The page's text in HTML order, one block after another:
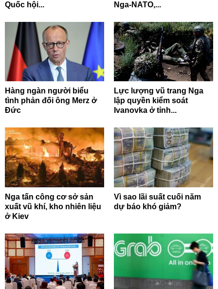
Quốc hội...
Nga-NATO,...
Hàng ngàn người biểu
tình phản đối ông Merz ở
Đức
Lực lượng vũ trang Nga
lập quyền kiểm soát
Ivanovka ở tỉnh...
Nga tấn công cơ sở sản
xuất vũ khí, kho nhiên liệu
ở Kiev
Vì sao lãi suất cuối năm
dự báo khó giảm?